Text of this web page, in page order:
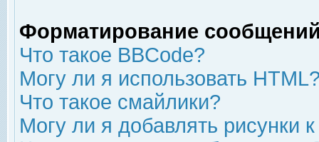
Форматирование
Что такое BBCode?
Могу ли я использовать
Что такое смайлики?
Могу ли я добавлять рисунки